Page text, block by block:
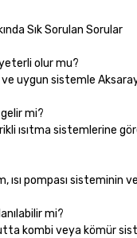
Sık Sorulan Sorular
yeterli olur mu?
uygun sistemle Aksaray
mi?
ısıtma sistemlerine
ısı pompası sisteminin
mi?
kombi veya kömür